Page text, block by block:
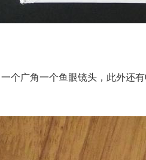
个广角一个鱼眼镜头，此外还